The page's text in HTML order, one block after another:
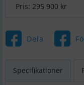
Pris: 295 900 kr
Dela
Specifikationer